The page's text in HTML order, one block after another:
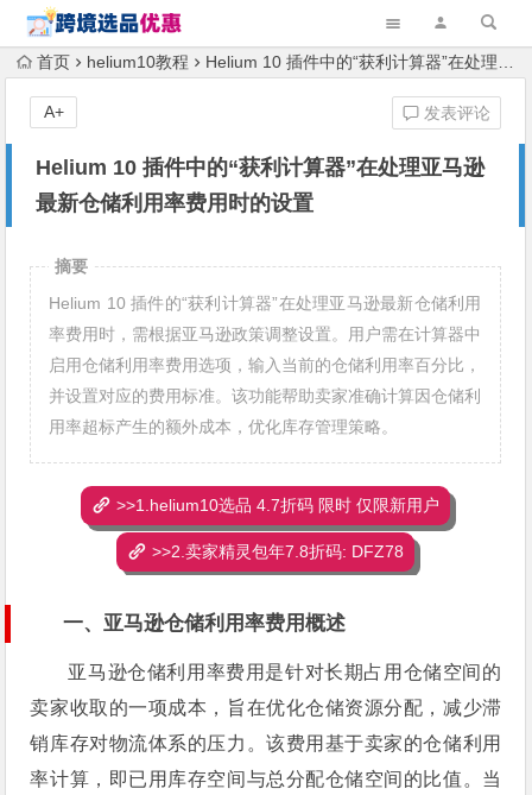
首页 helium10教程 Helium 10 插件中的“获利计算器”在处理亚马逊最新仓储利用率费用时的设置
Helium 10 插件中的“获利计算器”在处理亚马逊
最新仓储利用率费用时的设置
发表评论
A+
摘要
Helium 10 插件的“获利计算器”在处理亚马逊最新仓储利用
率费用时，需根据亚马逊政策调整设置。用户需在计算器中
启用仓储利用率费用选项，输入当前的仓储利用率百分比，
并设置对应的费用标准。该功能帮助卖家准确计算因仓储利
用率超标产生的额外成本，优化库存管理策略。
>>1.helium10选品 4.7折码 限时 仅限新用户
>>2.卖家精灵包年7.8折码: DFZ78
一、亚马逊仓储利用率费用概述
亚马逊仓储利用率费用是针对长期占用仓储空间的
卖家收取的一项成本，旨在优化仓储资源分配，减少滞
销库存对物流体系的压力。该费用基于卖家的仓储利用
率计算，即已用库存空间与总分配仓储空间的比值。当